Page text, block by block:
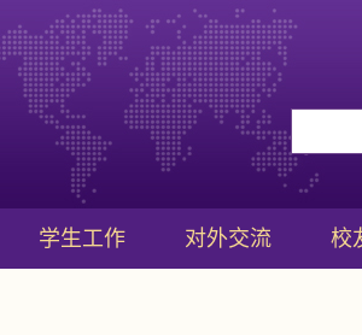
学生工作 对外交流 校